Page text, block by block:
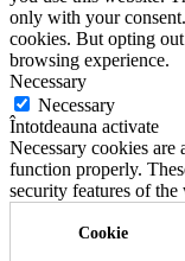
only with your
cookies. But opting
browsing experience.
Necessary
Necessary
Întotdeauna activate
Necessary cookies are
function properly.
security features of
Cookie